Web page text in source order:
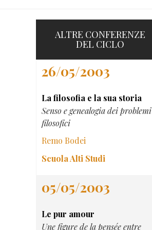
ALTRE CONFERENZE
DEL CICLO
26/05/2003
La filosofia e la sua storia
Senso e genealogia dei problemi
filosofici
Remo Bodei
Scuola Alti Studi
05/05/2003
Le pur amour
Une figure de la pensée entre